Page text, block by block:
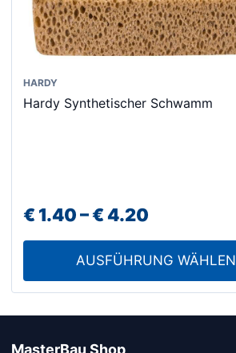
HARDY
Hardy Synthetischer Schwamm
€1.40–€4.20
€ 1.40
bis
€ 4.20
AUSFÜHRUNG WÄHLEN
Dieses
Produkt
Die
auf
gewählt
MasterBau Shop